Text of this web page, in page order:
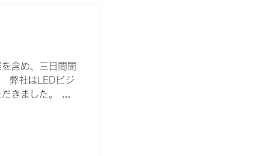
含め、三日間開
弊社はLEDビジ
きました。 夏